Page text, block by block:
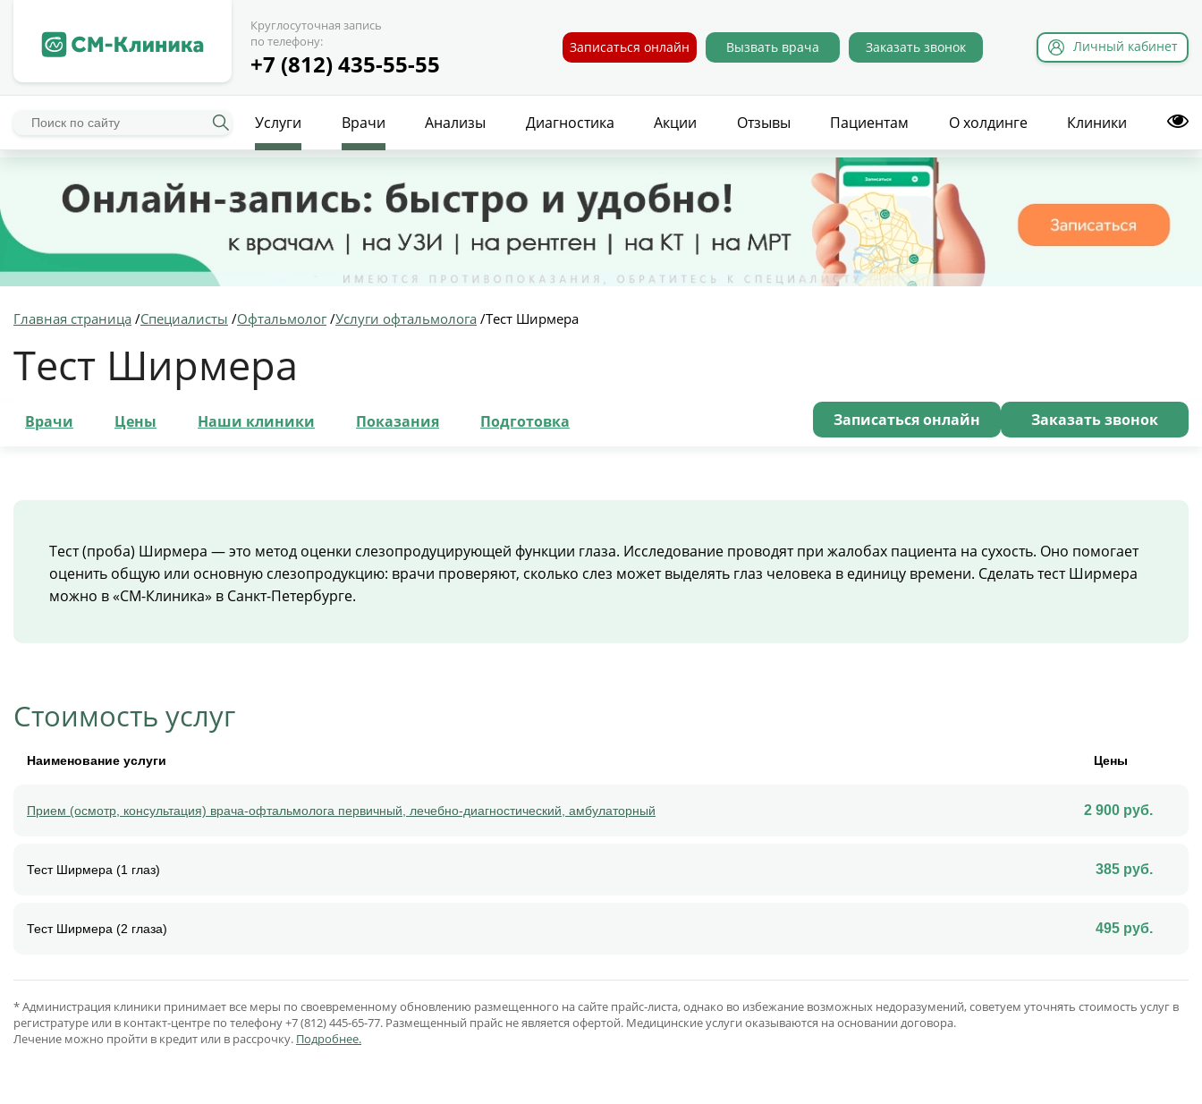
Круглосуточная запись
по телефону:
+7 (812) 435-55-55
Записаться онлайн Вызвать врача Заказать звонок Личный кабинет
Услуги Врачи Анализы Диагностика Акции Отзывы Пациентам О холдинге Клиники
Главная страница /Специалисты /Офтальмолог/Услуги офтальмолога /Тест Ширмера
Тест Ширмера
Врачи Цены Наши клиники Показания Подготовка Записаться онлайн Заказать звонок
Тест (проба) Ширмера — это метод оценки слезопродуцирующей функции глаза. Исследование проводят при жалобах пациента на сухость. Оно помогает
оценить общую или основную слезопродукцию: врачи проверяют, сколько слез может выделять глаз человека в единицу времени. Сделать тест Ширмера
можно в «СМ-Клиника» в Санкт-Петербурге.
Стоимость услуг
Наименование услуги Цены
Прием (осмотр, консультация) врача-офтальмолога первичный, лечебно-диагностический, амбулаторный 2 900 руб.
Тест Ширмера (1 глаз) 385 руб.
Тест Ширмера (2 глаза) 495 руб.
* Администрация клиники принимает все меры по своевременному обновлению размещенного на сайте прайс-листа, однако во избежание возможных недоразумений, советуем уточнять стоимость услуг в
регистратуре или в контакт-центре по телефону +7 (812) 445-65-77. Размещенный прайс не является офертой. Медицинские услуги оказываются на основании договора.
Лечение можно пройти в кредит или в рассрочку. Подробнее.